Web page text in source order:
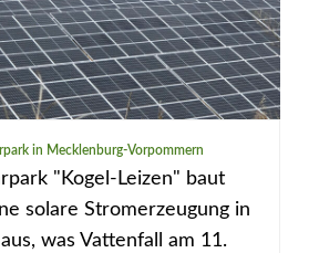
in Mecklenburg-Vorpommern
"Kogel-Leizen" baut
solare Stromerzeugung in
was Vattenfall am 11.